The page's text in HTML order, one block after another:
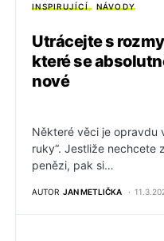
INSPIRUJÍCÍ NÁVODY
Utrácejte s
které se
nové
Některé věci je opravdu
ruky“. Jestliže
penězi, pak si…
AUTOR JAN METLIČKA